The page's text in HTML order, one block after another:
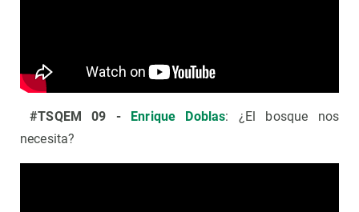
#TSQEM 09 - Enrique Doblas: ¿El bosque nos
necesita?